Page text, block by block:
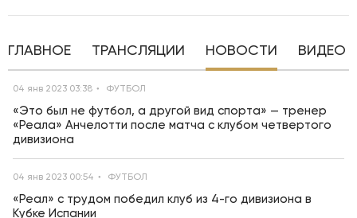
ГЛАВНОЕ ТРАНСЛЯЦИИ НОВОСТИ ВИДЕО
04 янв 2023 03:38 ФУТБОЛ
«Это был не футбол, а другой вид спорта» — тренер
«Реала» Анчелотти после матча с клубом четвертого
дивизиона
04 янв 2023 00:54 ФУТБОЛ
«Реал» с трудом победил клуб из 4-го дивизиона в
Кубке Испании